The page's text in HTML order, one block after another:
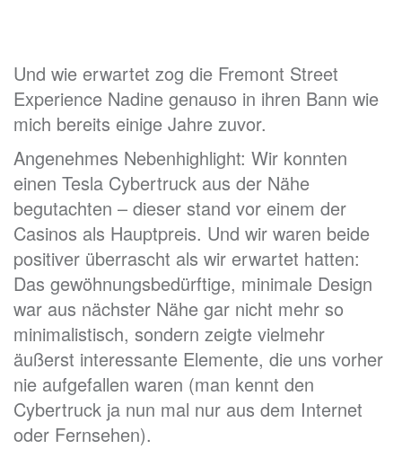
Und wie erwartet zog die Fremont Street
Experience Nadine genauso in ihren Bann wie
mich bereits einige Jahre zuvor.
Angenehmes Nebenhighlight: Wir konnten
einen Tesla Cybertruck aus der Nähe
begutachten – dieser stand vor einem der
Casinos als Hauptpreis. Und wir waren beide
positiver überrascht als wir erwartet hatten:
Das gewöhnungsbedürftige, minimale Design
war aus nächster Nähe gar nicht mehr so
minimalistisch, sondern zeigte vielmehr
äußerst interessante Elemente, die uns vorher
nie aufgefallen waren (man kennt den
Cybertruck ja nun mal nur aus dem Internet
oder Fernsehen).